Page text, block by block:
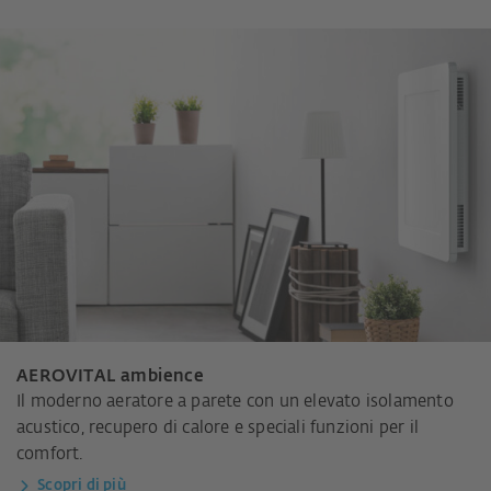
AEROVITAL ambience
Il moderno aeratore a parete con un elevato isolamento
acustico, recupero di calore e speciali funzioni per il
comfort.
Scopri di più